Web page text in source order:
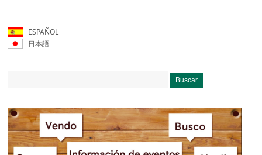
ESPAÑOL
日本語